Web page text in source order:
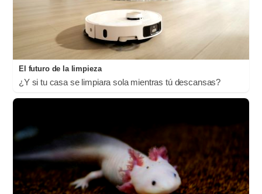
El futuro de la limpieza
¿Y si tu casa se limpiara sola mientras tú descansas?